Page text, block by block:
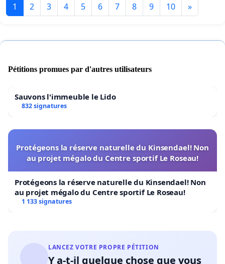
1 2 3 4 5 6 7 8 9 10 »
Pétitions promues par d'autres utilisateurs
Sauvons l'immeuble le Lido
832 signatures
Protégeons la réserve naturelle du Kinsendael! Non
au projet mégalo du Centre sportif Le Roseau!
Protégeons la réserve naturelle du Kinsendael! Non
au projet mégalo du Centre sportif Le Roseau!
1 133 signatures
LANCEZ VOTRE PROPRE PÉTITION
Y a-t-il quelque chose que vous